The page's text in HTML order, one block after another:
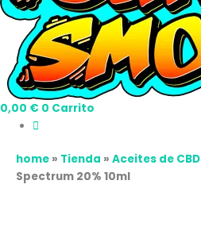
0,00 € 0 Carrito
home » Tienda » Aceites de CBD
Spectrum 20% 10ml